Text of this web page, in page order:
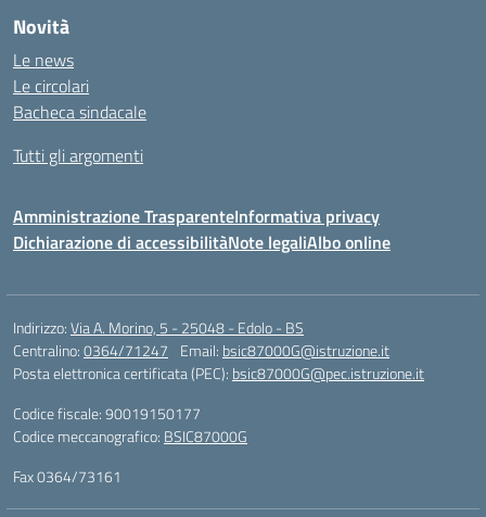
Novità
Le news
Le circolari
Bacheca sindacale
Tutti gli argomenti
Amministrazione TrasparenteInformativa privacy
Dichiarazione di accessibilitàNote legaliAlbo online
Indirizzo:Via A. Morino, 5 - 25048 - Edolo - BS
Centralino:0364/71247 Email: bsic87000G@istruzione.it
Posta elettronica certificata (PEC): bsic87000G@pec.istruzione.it
Codice fiscale: 90019150177
Codice meccanografico: BSIC87000G
Fax 0364/73161